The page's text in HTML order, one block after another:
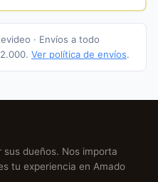
· Envíos a todo
Ver política de envíos.
dueños. Nos importa
tu experiencia en Amado